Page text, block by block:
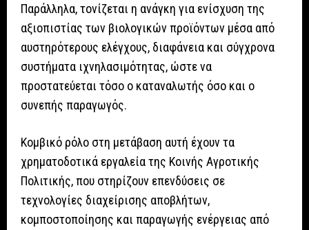
Παράλληλα, τονίζεται η ανάγκη για ενίσχυση της
αξιοπιστίας των βιολογικών προϊόντων μέσα από
αυστηρότερους ελέγχους, διαφάνεια και σύγχρονα
συστήματα ιχνηλασιμότητας, ώστε να
προστατεύεται τόσο ο καταναλωτής όσο και ο
συνεπής παραγωγός.
Κομβικό ρόλο στη μετάβαση αυτή έχουν τα
χρηματοδοτικά εργαλεία της Κοινής Αγροτικής
Πολιτικής, που στηρίζουν επενδύσεις σε
τεχνολογίες διαχείρισης αποβλήτων,
κομποστοποίησης και παραγωγής ενέργειας από